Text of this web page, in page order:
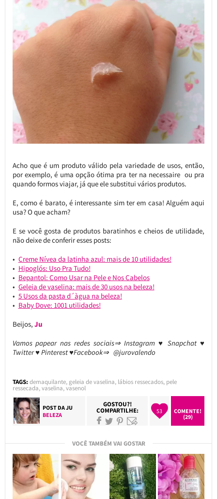
Acho que é um produto válido pela variedade de usos, então,
por exemplo, é uma opção ótima pra ter na necessaire ou pra
quando formos viajar, já que ele substitui vários produtos.
E, como é barato, é interessante sim ter em casa! Alguém aqui
usa? O que acham?
E se você gosta de produtos baratinhos e cheios de utilidade,
não deixe de conferir esses posts:
Creme Nívea da latinha azul: mais de 10 utilidades!
Hipoglós: Uso Pra Tudo!
Bepantol: Como Usar na Pele e Nos Cabelos
Geleia de vaselina: mais de 30 usos na beleza!
5 Usos da pasta d´àgua na beleza!
Baby Dove: 1001 utilidades!
Beijos, Ju
Vamos papear nas redes sociais⇒ Instagram ♥ Snapchat ♥
Twitter ♥ Pinterest ♥Facebook⇒ @jurovalendo
TAGS: demaquilante, geleia de vaselina, lábios ressecados, pele
ressecada,vaselina,vasenol
POST DAJU
BELEZA
GOSTOU?!
COMPARTILHE: 53
COMENTE!
(29)
VOCÊ TAMBÉM VAI GOSTAR